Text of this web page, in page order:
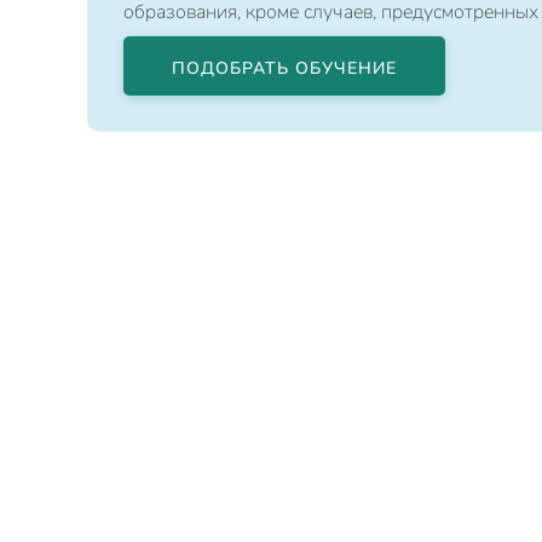
образования, кроме случаев,
ПОДОБРАТЬ ОБУЧЕНИЕ